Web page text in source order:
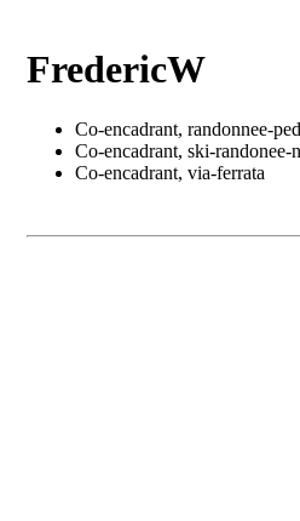
FredericW
Co-encadrant, randonnee-
Co-encadrant, ski-randonee-
Co-encadrant, via-ferrata